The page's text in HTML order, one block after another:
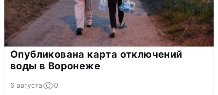
Опубликована карта отключений
воды в Воронеже
6 августа 0